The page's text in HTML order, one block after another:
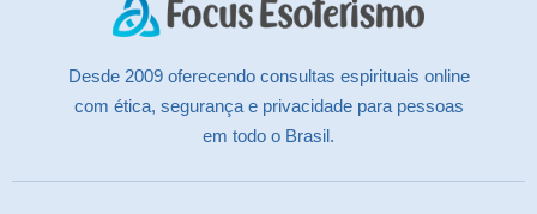
Desde 2009 oferecendo consultas espirituais online
com ética, segurança e privacidade para pessoas
em todo o Brasil.